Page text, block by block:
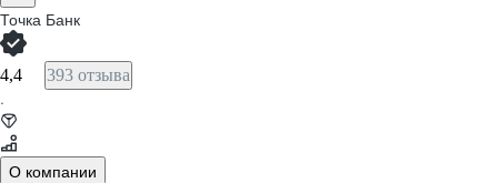
Точка Банк
4,4 393 отзыва
·
О компании